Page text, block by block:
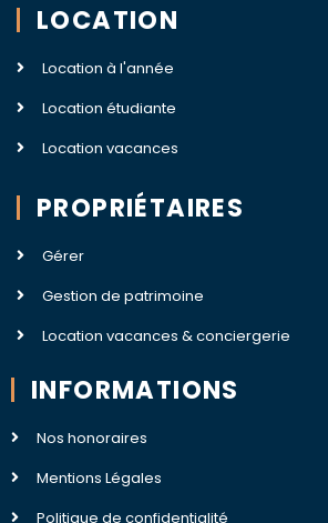
LOCATION
Location à l'année
Location étudiante
Location vacances
PROPRIÉTAIRES
Gérer
Gestion de patrimoine
Location vacances & conciergerie
INFORMATIONS
Nos honoraires
Mentions Légales
Politique de confidentialité